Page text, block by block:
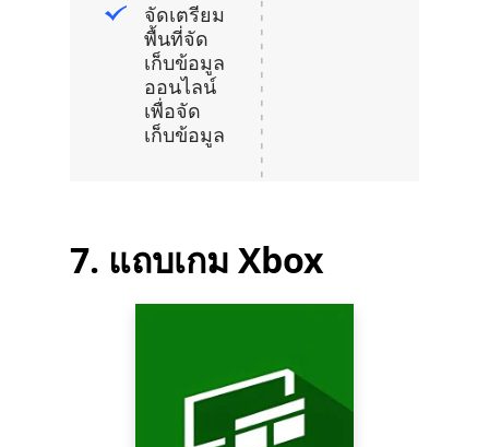
จัดเตรียม
พื้นที่จัด
เก็บข้อมูล
ออนไลน์
เพื่อจัด
เก็บข้อมูล
7. แถบเกม Xbox